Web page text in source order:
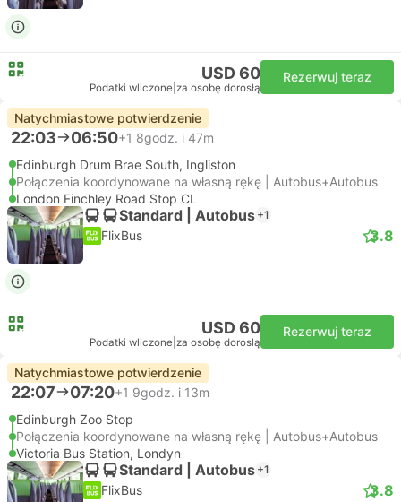
USD 60
Podatki wliczone za osobę dorosłą
Rezerwuj teraz
Natychmiastowe potwierdzenie
22:03 06:50+1 8godz. i 47m
Edinburgh Drum Brae South, Ingliston
Połączenia koordynowane na własną rękę | Autobus+Autobus
London Finchley Road Stop CL
Standard | Autobus +1
FlixBus 3.8
USD 60
Podatki wliczone za osobę dorosłą
Rezerwuj teraz
Natychmiastowe potwierdzenie
22:07 07:20+1 9godz. i 13m
Edinburgh Zoo Stop
Połączenia koordynowane na własną rękę | Autobus+Autobus
Victoria Bus Station, Londyn
Standard | Autobus +1
FlixBus 3.8